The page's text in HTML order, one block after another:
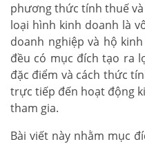
phương thức tính thuế
loại hình kinh doanh là
doanh nghiệp và hộ
đều có mục đích tạo ra
đặc điểm và cách thức
trực tiếp đến hoạt động
tham gia.
Bài viết này nhằm mục